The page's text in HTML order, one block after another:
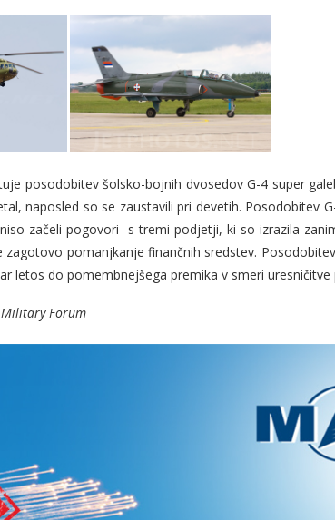
posodobitev šolsko-bojnih dvosedov G-4 super
naposled so se zaustavili pri devetih. Posodobitev
začeli pogovori s tremi podjetji, ki so izrazila
pomanjkanje finančnih sredstev.
letos do pomembnejšega premika v smeri uresničitve
Forum